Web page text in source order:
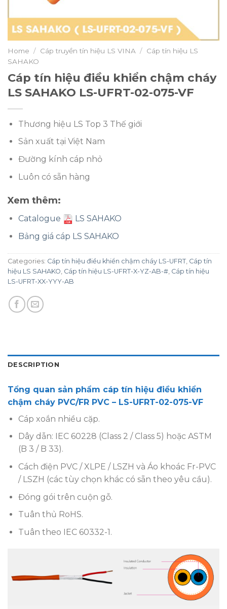
Home / Cáp truyền tín hiệu LS VINA / Cáp tín hiệu LS
SAHAKO
Cáp tín hiệu điều khiển chậm cháy
LS SAHAKO LS-UFRT-02-075-VF
Thương hiệu LS Top 3 Thế giới
Sản xuất tại Việt Nam
Đường kính cáp nhỏ
Luôn có sẵn hàng
Xem thêm:
Catalogue
LS SAHAKO
Bảng giá cáp LS SAHAKO
Categories: Cáp tín hiệu điều khiển chậm cháy LS-UFRT Cáp tín
hiệu LS SAHAKO Cáp tín hiệu LS-UFRT-X-YZ-AB-# Cáp tín hiệu
LS-UFRT-XX-YYY-AB
DESCRIPTION
Tổng quan sản phẩm cáp tín hiệu điều khiển
chậm cháy PVC/FR PVC – LS-UFRT-02-075-VF
Cáp xoắn nhiều cặp.
Dây dẫn: IEC 60228 (Class 2 / Class 5) hoặc ASTM
(B 3 / B 33).
Cách điện PVC / XLPE / LSZH và Áo khoác Fr-PVC
/ LSZH (các tùy chọn khác có sẵn theo yêu cầu).
Đóng gói trên cuộn gỗ.
Tuân thủ RoHS.
Tuân theo IEC 60332-1.